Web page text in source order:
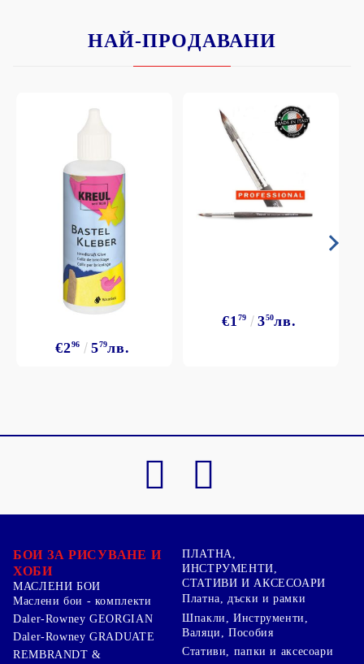
НАЙ-ПРОДАВАНИ
€296 579лв.
€1 79 350лв.
БОИ ЗА РИСУВАНЕ И
ХОБИ
МАСЛЕНИ БОИ
Маслени бои - комплекти
Daler-Rowney GEORGIAN
Daler-Rowney GRADUATE
REMBRANDT &
ПЛАТНА,
ИНСТРУМЕНТИ,
СТАТИВИ И АКСЕСОАРИ
Платна, дъски и рамки
Шпакли, Инструменти,
Валяци, Пособия
Стативи, папки и аксесоари